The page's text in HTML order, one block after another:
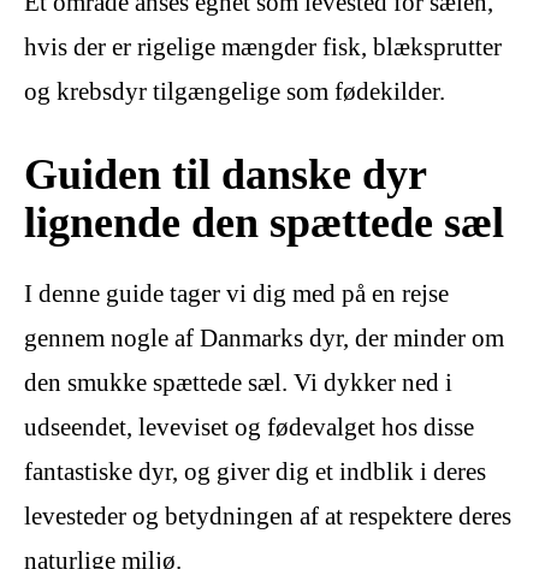
hvis der er rigelige mængder fisk, blæksprutter
og krebsdyr tilgængelige som fødekilder.
Guiden til danske dyr
lignende den spættede sæl
I denne guide tager vi dig med på en rejse
gennem nogle af Danmarks dyr, der minder om
den smukke spættede sæl. Vi dykker ned i
udseendet, leveviset og fødevalget hos disse
fantastiske dyr, og giver dig et indblik i deres
levesteder og betydningen af at respektere deres
naturlige miljø.